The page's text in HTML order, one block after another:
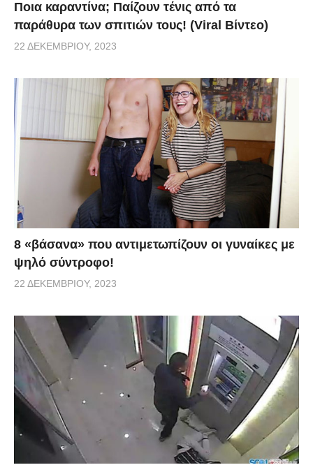
Ποια καραντίνα; Παίζουν τένις από τα
παράθυρα των σπιτιών τους! (Viral Βίντεο)
22 ΔΕΚΕΜΒΡΊΟΥ, 2023
8 «βάσανα» που αντιμετωπίζουν οι γυναίκες με
ψηλό σύντροφο!
22 ΔΕΚΕΜΒΡΊΟΥ, 2023